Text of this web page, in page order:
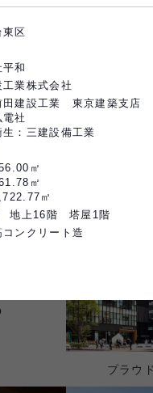
プラウ
東区
和
業株式会社
田建設工業　東京建築支店
社
生：三建設備工業
㎡
㎡
㎡
地上16階　塔屋1階
ンクリート造